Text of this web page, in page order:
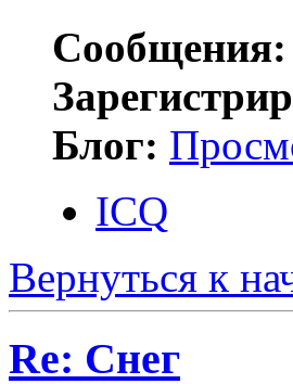
Сообщения:
Блог:
ICQ
Вернуться к
Re: Снег